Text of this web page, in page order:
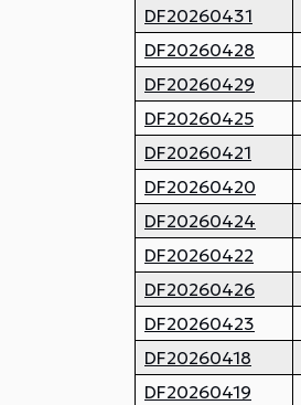
DF20260431
DF20260428
DF20260429
DF20260425
DF20260421
DF20260420
DF20260424
DF20260422
DF20260426
DF20260423
DF20260418
DF20260419